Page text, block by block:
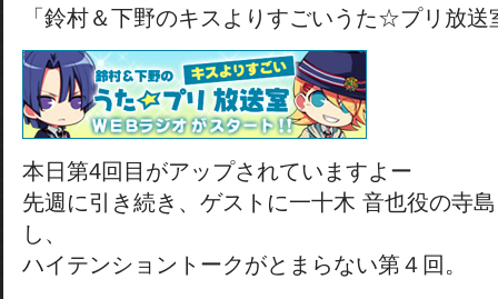
「鈴村＆下野のキスよりすごいうた☆プリ放送
本日第4回目がアップされていますよー
先週に引き続き、ゲストに一十木 音也役の寺
し、
ハイテンショントークがとまらない第４回。